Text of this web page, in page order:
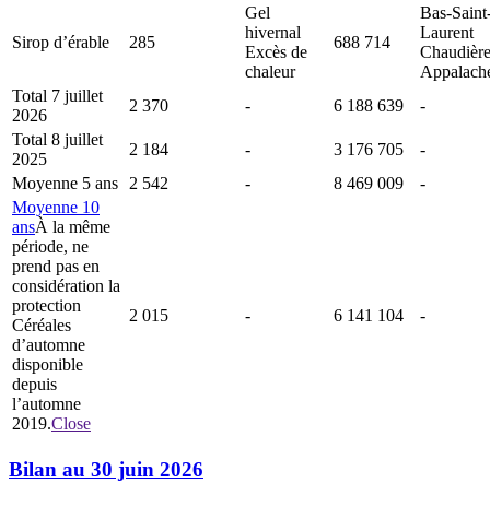
Sirop d’érable 285
Gel
hivernal
Excès de
chaleur
688 714
Bas-
Laurent
Total 7 juillet
2026
2 370 - 6 188 639
-
Total 8 juillet
2025
2 184 - 3 176 705
-
Moyenne 5 ans
2 542 - 8 469 009
-
Moyenne 10
ansÀ la même
période, ne
prend pas en
considération la
protection
Céréales
d’automne
disponible
depuis
l’automne
2019.Close
2 015 - 6 141 104 -
Bilan au 30 juin 2026